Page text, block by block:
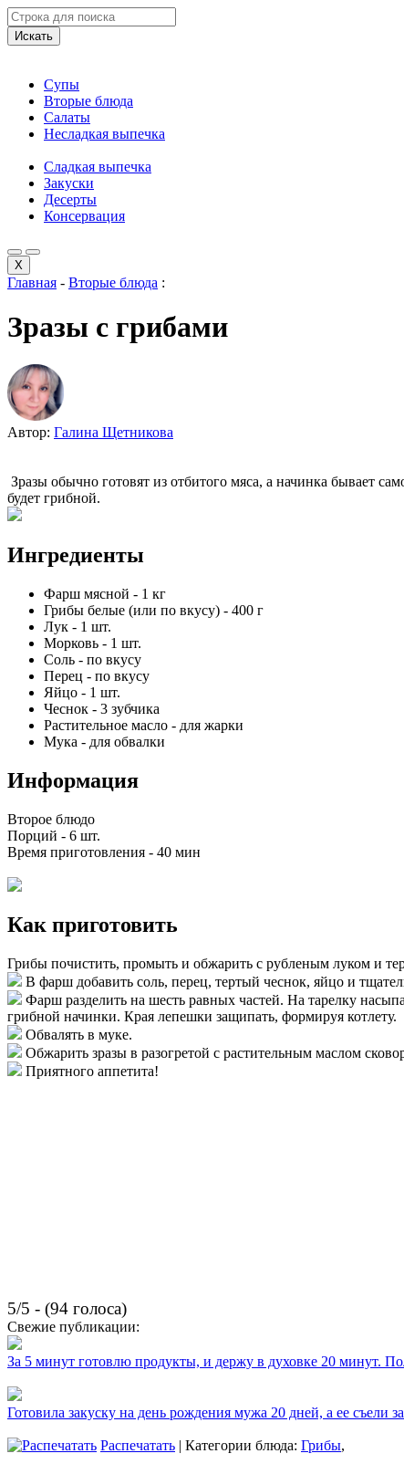
Искать
Супы
Вторые блюда
Салаты
Несладкая выпечка
Сладкая выпечка
Закуски
Десерты
Консервация
X
Главная - Вторые блюда :
Зразы с грибами
Автор: Галина Щетникова
Зразы обычно готовят из отбитого мяса, а начинка бывает
будет грибной.
Ингредиенты
Фарш мясной - 1 кг
Грибы белые (или по вкусу) - 400 г
Лук - 1 шт.
Морковь - 1 шт.
Соль - по вкусу
Перец - по вкусу
Яйцо - 1 шт.
Чеснок - 3 зубчика
Растительное масло - для жарки
Мука - для обвалки
Информация
Второе блюдо
Порций - 6 шт.
Время приготовления - 40 мин
Как приготовить
Грибы почистить, промыть и обжарить с рубленым луком и
В фарш добавить соль, перец, тертый чеснок, яйцо и
Фарш разделить на шесть равных частей. На тарелку
грибной начинки. Края лепешки защипать, формируя котлету.
Обвалять в муке.
Обжарить зразы в разогретой с растительным маслом
Приятного аппетита!
5/5 - (94 голоса)
Свежие публикации:
За 5 минут готовлю продукты, и держу в духовке 20 минут.
Готовила закуску на день рождения мужа 20 дней, а ее съели
Распечатать | Категории блюда: Грибы,